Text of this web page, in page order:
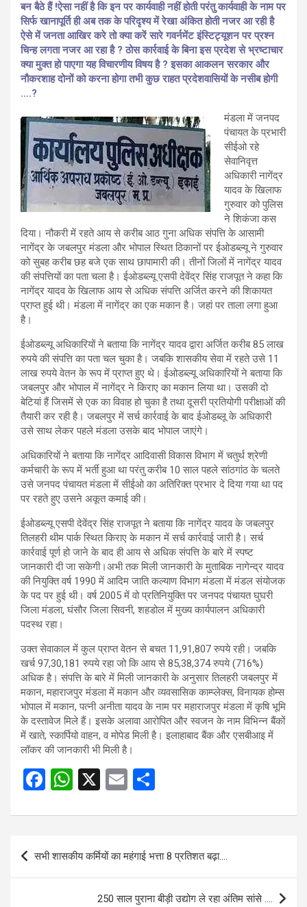
बन बैठे हैं !ऐसा नहीं है कि इन पर कार्यवाही नहीं होती परंतु कार्यवाही के नाम पर
सिर्फ खानापूर्ति ही अब तक के परिदृश्य में रेखा अंकित होती नजर आ रही है
ऐसे में जनता आखिर करे तो क्या करें सारे गवर्नमेंट इंस्टिट्यूशन पर प्रश्न
चिन्ह लगता नजर आ रहा है ? ठोस कार्रवाई के बिना इस प्रदेश से भ्रष्टाचार
क्या मुक्त हो पाएगा यह विचारणीय विषय है ? इसका आकलन सरकार और
नौकरशाह दोनों को करना होगा तभी कुछ राहत प्रदेशवासियों के नसीब होगी
….?
मंडला में जनपद
पंचायत के प्रभारी
सीईओ रहे
सेवानिवृत्त
अधिकारी नागेंद्र
यादव के खिलाफ
गुरुवार को पुलिस
ने शिकंजा कस
दिया। नौकरी में रहते आय से करीब आठ गुना अधिक संपत्ति के आसामी
नागेंद्र के जबलपुर मंडला और भोपाल स्थित ठिकानों पर ईओडब्ल्यू ने गुरुवार
को सुबह करीब छह बजे एक साथ छापामारी की। तीनों जिलों में नागेंद्र यादव
की संपत्तियों का पता चला है। ईओडब्ल्यू एसपी देवेंद्र सिंह राजपूत ने कहा कि
नागेंद्र यादव के खिलाफ आय से अधिक संपत्ति अर्जित करने की शिकायत
प्राप्त हुई थी। मंडला में नागेंद्र का एक मकान है। जहां पर ताला लगा हुआ
है।
ईओडब्ल्यू अधिकारियों ने बताया कि नागेंद्र यादव द्वारा अर्जित करीब 85 लाख
रुपये की संपत्ति का पता चल चुका है। जबकि शासकीय सेवा में रहते उसे 11
लाख रुपये वेतन के रूप में प्राप्त हुए थे। ईओडब्ल्यू अधिकारियों ने बताया कि
जबलपुर और भोपाल में नागेंद्र ने किराए का मकान लिया था। उसकी दो
बेटियां हैं जिसमें से एक का विवाह हो चुका है तथा दूसरी प्रतियोगी परीक्षाओं की
तैयारी कर रही है। जबलपुर में सर्च कार्रवाई के बाद ईओडब्लू के अधिकारी
उसे साथ लेकर पहले मंडला उसके बाद भोपाल जाएंगे।
अधिकारियों ने बताया कि नागेंद्र आदिवासी विकास विभाग में चतुर्थ श्रेणी
कर्मचारी के रूप में भर्ती हुआ था परंतु करीब 10 साल पहले सांठगांठ के चलते
उसे जनपद पंचायत मंडला में सीईओ का अतिरिक्त प्रभार दे दिया गया था पद
पर रहते हुए उसने अकूत कमाई की।
ईओडब्ल्यू एसपी देवेंद्र सिंह राजपूत ने बताया कि नागेंद्र यादव के जबलपुर
तिलहरी थीम पार्क स्थित किराए के मकान में सर्च कार्रवाई जारी है। सर्च
कार्रवाई पूर्ण हो जाने के बाद ही आय से अधिक संपत्ति के बारे में स्पष्ट
जानकारी दी जा सकेगी।अभी तक मिली जानकारी के मुताबिक नागेन्द्र यादव
की नियुक्ति वर्ष 1990 में आदिम जाति कल्याण विभाग मंडला में मंडल संयोजक
के पद पर हुई थी। वर्ष 2005 में वो प्रतिनियुक्ति पर जनपद पंचायत घुघरी
जिला मंडला, घंसौर जिला सिवनी, शहडोल में मुख्य कार्यपालन अधिकारी
पदस्थ रहा।
उक्त सेवाकाल में कुल प्राप्त वेतन से बचत 11,91,807 रुपये रही। जबकि
खर्च 97,30,181 रुपये रहा जो कि आय से 85,38,374 रुपये (716%)
अधिक है। संपत्ति के बारे में मिली जानकारी के अनुसार तिलहरी जबलपुर में
मकान, महाराजपुर मंडला में मकान और व्‍यवसासिक काम्‍प्‍लेक्‍स, विनायक होम्‍स
भोपाल में मकान, पत्‍नी अनीता यादव के नाम पर महाराजपुर मंडला में कृषि भूमि
के दस्‍तावेज मिले हैं। इसके अलावा आरोपित और स्‍वजन के नाम विभिन्‍न बैंकों
में खाते, स्‍कार्पियो वाहन, व मोपेड मिली है। इलाहाबाद बैंक और एसबीआइ में
लॉकर की जानकारी भी मिली है।
F
ce
b
o
W
at
s
A
X
E
ail ar
Post
navigation
सभी शासकीय कर्मियों का महंगाई भत्ता 8 प्रतिशत बढ़ा….
250 साल पुराना बीड़ी उद्योग ले रहा अंतिम सांसे ….